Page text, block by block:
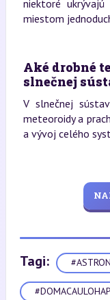
niektoré
miestom
Aké drobné
slnečnej
V slnečnej
meteoroidy a
a vývoj celého
Tagi: